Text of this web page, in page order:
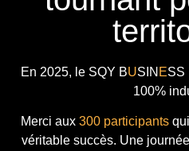
En 2025, le SQY BUSIN ESS
100%
Merci aux 300 participantsqui
véritable succès. Une